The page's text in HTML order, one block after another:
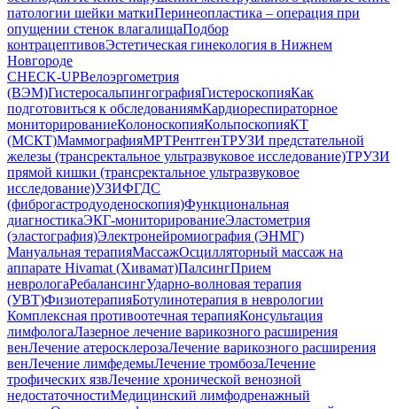
патологии шейки маткиПеринеопластика – операция при
опущении стенок влагалищаПодбор
контрацептивовЭстетическая гинекология в Нижнем
Новгороде
CHECK-UPВелоэргометрия
(ВЭМ)ГистеросальпингографияГистероскопияКак
подготовиться к обследованиямКардиореспираторное
мониторированиеКолоноскопияКольпоскопияКТ
(МСКТ)МаммографияМРТРентгенТРУЗИ предстательной
железы (трансректальное ультразвуковое исследование)ТРУЗИ
прямой кишки (трансректальное ультразвуковое
исследование)УЗИФГДС
(фиброгастродуоденоскопия)Функциональная
диагностикаЭКГ-мониторированиеЭластометрия
(эластография)Электронейромиография (ЭНМГ)
Мануальная терапияМассажОсцилляторный массаж на
аппарате Hivamat (Хивамат)ПалсингПрием
неврологаРебалансингУдарно-волновая терапия
(УВТ)ФизиотерапияБотулинотерапия в неврологии
Комплексная противоотечная терапияКонсультация
лимфологаЛазерное лечение варикозного расширения
венЛечение атеросклерозаЛечение варикозного расширения
венЛечение лимфедемыЛечение тромбозаЛечение
трофических язвЛечение хронической венозной
недостаточностиМедицинский лимфодренажный